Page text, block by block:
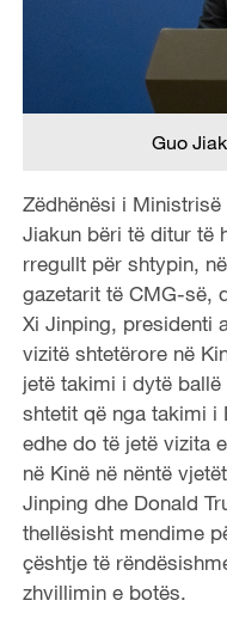
Guo
Zëdhënësi i
Jiakun bëri të ditur të
rregullt për shtypin,
gazetarit të CMG-së,
Xi Jinping, presidenti
vizitë shtetërore në
jetë takimi i dytë
shtetit që nga takimi i
edhe do të jetë vizita
në Kinë në nëntë
Jinping dhe Donald
thellësisht mendime
çështje të
zhvillimin e botës.